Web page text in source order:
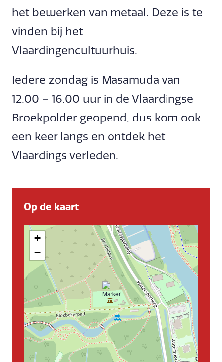
het bewerken van metaal. Deze is te
vinden bij het
Vlaardingencultuurhuis.
Iedere zondag is Masamuda van
12.00 – 16.00 uur in de Vlaardingse
Broekpolder geopend, dus kom ook
een keer langs en ontdek het
Vlaardings verleden.
Op de kaart
+
−